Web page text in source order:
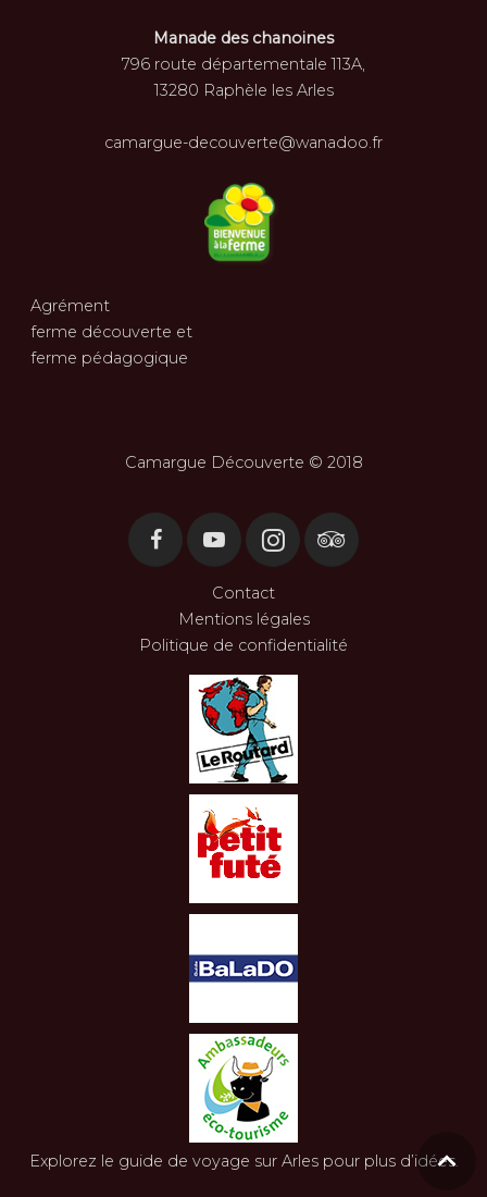
Manade des chanoines
796 route départementale 113A,
13280 Raphèle les Arles
camargue-decouverte@wanadoo.fr
Agrément
ferme découverte et
ferme pédagogique
Camargue Découverte © 2018
Contact
Mentions légales
Politique de confidentialité
Explorez le guide de voyage sur Arlespour plus d’idées.